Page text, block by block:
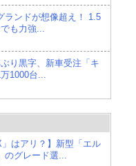
ランドが想像超え！ 1.5
も力強...
り黒字、新車受注「キ
1000台...
」はアリ？】新型「エル
のグレード選...